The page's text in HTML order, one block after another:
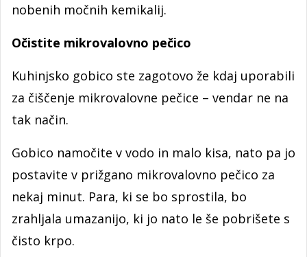
nobenih močnih kemikalij.
Očistite mikrovalovno pečico
Kuhinjsko gobico ste zagotovo že kdaj uporabili
za čiščenje mikrovalovne pečice – vendar ne na
tak način.
Gobico namočite v vodo in malo kisa, nato pa jo
postavite v prižgano mikrovalovno pečico za
nekaj minut. Para, ki se bo sprostila, bo
zrahljala umazanijo, ki jo nato le še pobrišete s
čisto krpo.